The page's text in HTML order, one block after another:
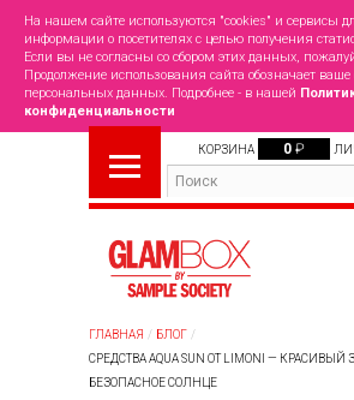
На нашем сайте используются "cookies" и сервисы
информации о посетителях с целью получения
Если вы не согласны со сбором этих данных,
Продолжение использования сайта обозначает ваше
персональных данных. Подробнее - в нашей
конфиденциальности
КОРЗИНА 0 ₽
ГЛАВНАЯ
БЛОГ
СРЕДСТВА AQUA SUN ОТ LIMONI — КРАСИВЫЙ
БЕЗОПАСНОЕ СОЛНЦЕ